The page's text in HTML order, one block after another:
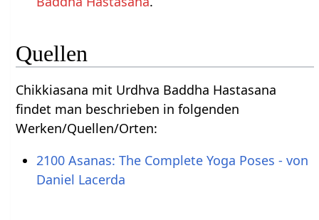
Quellen
Chikkiasana mit Urdhva Baddha Hastasana
findet man beschrieben in folgenden
Werken/Quellen/Orten:
2100 Asanas: The Complete Yoga Poses - von
Daniel Lacerda